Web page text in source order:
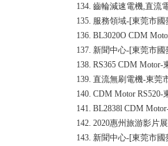
134. 齒輪減速電機,直流
135. 服務領域-[東莞市
136. BL3020O CDM
137. 新聞中心-[東莞市
138. RS365 CDM Motor-
139. 直流無刷電機-東莞
140. CDM Motor RS520-
141. BL2838l CDM
142. 2020惠州旅游影片
143. 新聞中心-[東莞市